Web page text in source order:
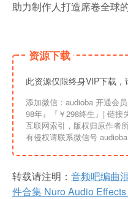
助力制作人打造席卷全球
资源下载
此资源仅限终身VIP下载，
添加微信：audioba 开通会员 | 『￥68 月』 『￥98季度』『￥1
98年』『￥298终生』| 链接失效请联系更换。资讯信息均来自
互联网索引，版权归原作者
有侵权请联系微信号
转载请注明： 音频吧编曲
件合集 Nuro Audio